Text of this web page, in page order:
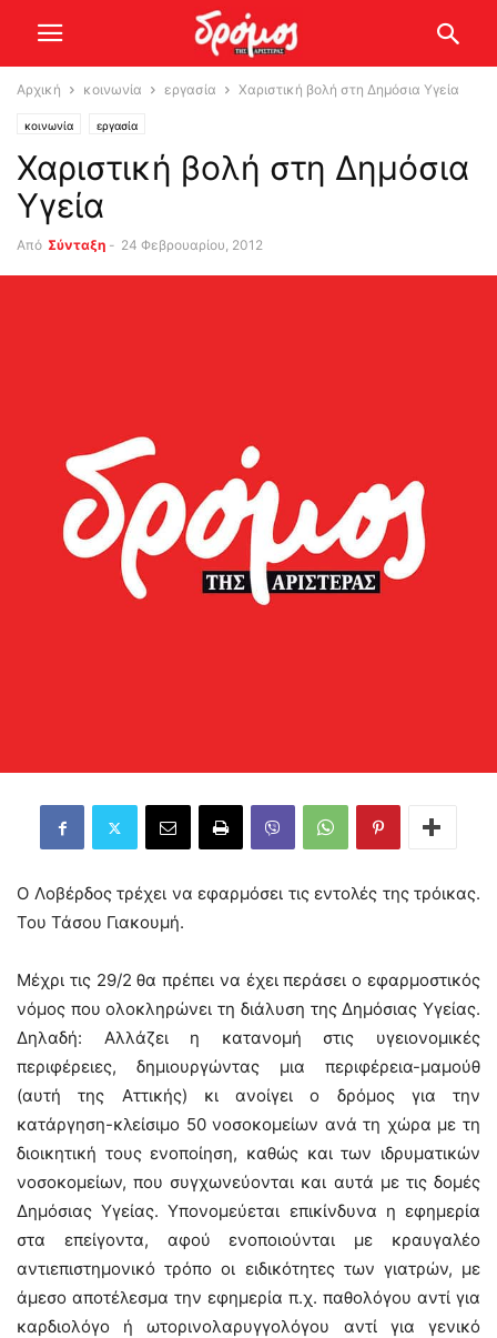
Αρχική κοινωνία εργασία Χαριστική βολή στη Δημόσια Υγεία
κοινωνία εργασία
Χαριστική βολή στη Δημόσια
Υγεία
Από Σύνταξη - 24 Φεβρουαρίου, 2012
Ο Λοβέρδος τρέχει να εφαρμόσει τις εντολές της τρόικας.
Του Τάσου Γιακουμή.
Μέχρι τις 29/2 θα πρέπει να έχει περάσει ο εφαρμοστικός
νόμος που ολοκληρώνει τη διάλυση της Δημόσιας Υγείας.
Δηλαδή: Αλλάζει η κατανομή στις υγειονομικές
περιφέρειες, δημιουργώντας μια περιφέρεια-μαμούθ
(αυτή της Αττικής) κι ανοίγει ο δρόμος για την
κατάργηση-κλείσιμο 50 νοσοκομείων ανά τη χώρα με τη
διοικητική τους ενοποίηση, καθώς και των ιδρυματικών
νοσοκομείων, που συγχωνεύονται και αυτά με τις δομές
Δημόσιας Υγείας. Υπονομεύεται επικίνδυνα η εφημερία
στα επείγοντα, αφού ενοποιούνται με κραυγαλέο
αντιεπιστημονικό τρόπο οι ειδικότητες των γιατρών, με
άμεσο αποτέλεσμα την εφημερία π.χ. παθολόγου αντί για
καρδιολόγο ή ωτορινολαρυγγολόγου αντί για γενικό